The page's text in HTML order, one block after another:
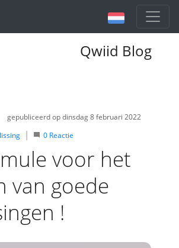
Qwiid Blog
gepubliceerd op dinsdag 8 februari 2022
0 Reactie
voor het
van goede
!